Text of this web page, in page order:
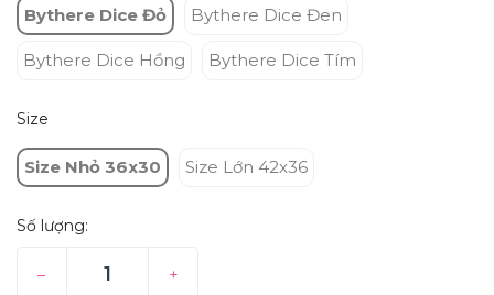
Bythere Dice Đỏ Bythere Dice Đen
Bythere Dice Hồng Bythere Dice Tím
Size
Size Nhỏ 36x30 Size Lớn 42x36
Số lượng:
– +